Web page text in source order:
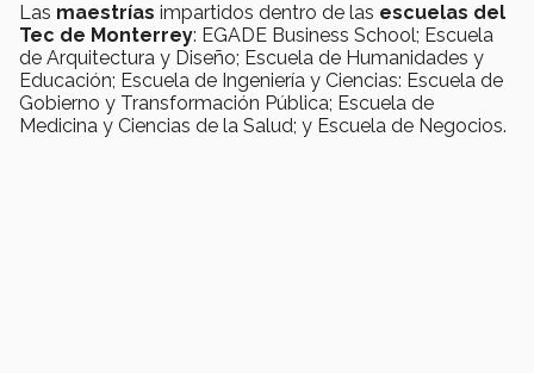
Las maestrías impartidos dentro de las escuelas del
Tec de Monterrey: EGADE Business School; Escuela
de Arquitectura y Diseño; Escuela de Humanidades y
Educación; Escuela de Ingeniería y Ciencias: Escuela de
Gobierno y Transformación Pública; Escuela de
Medicina y Ciencias de la Salud; y Escuela de Negocios.